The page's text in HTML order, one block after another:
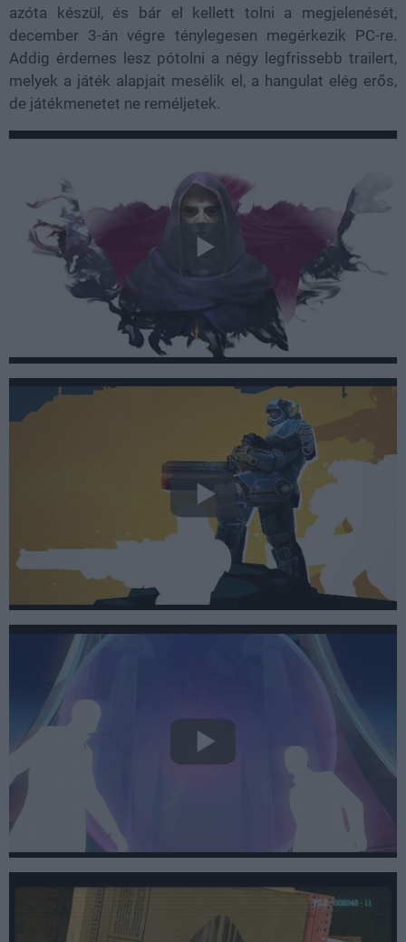
azóta készül, és bár el kellett tolni a megjelenését,
december 3-án végre ténylegesen megérkezik PC-re.
Addig érdemes lesz pótolni a négy legfrissebb trailert,
melyek a játék alapjait mesélik el, a hangulat elég erős,
de játékmenetet ne reméljetek.